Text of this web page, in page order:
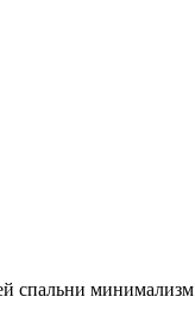
спальни минимализм